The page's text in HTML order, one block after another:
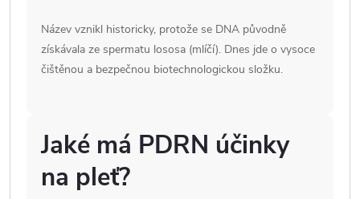
Název vznikl historicky, protože se DNA původně
získávala ze spermatu lososa (mlíčí). Dnes jde o vysoce
čištěnou a bezpečnou biotechnologickou složku.
Jaké má PDRN účinky
na pleť?